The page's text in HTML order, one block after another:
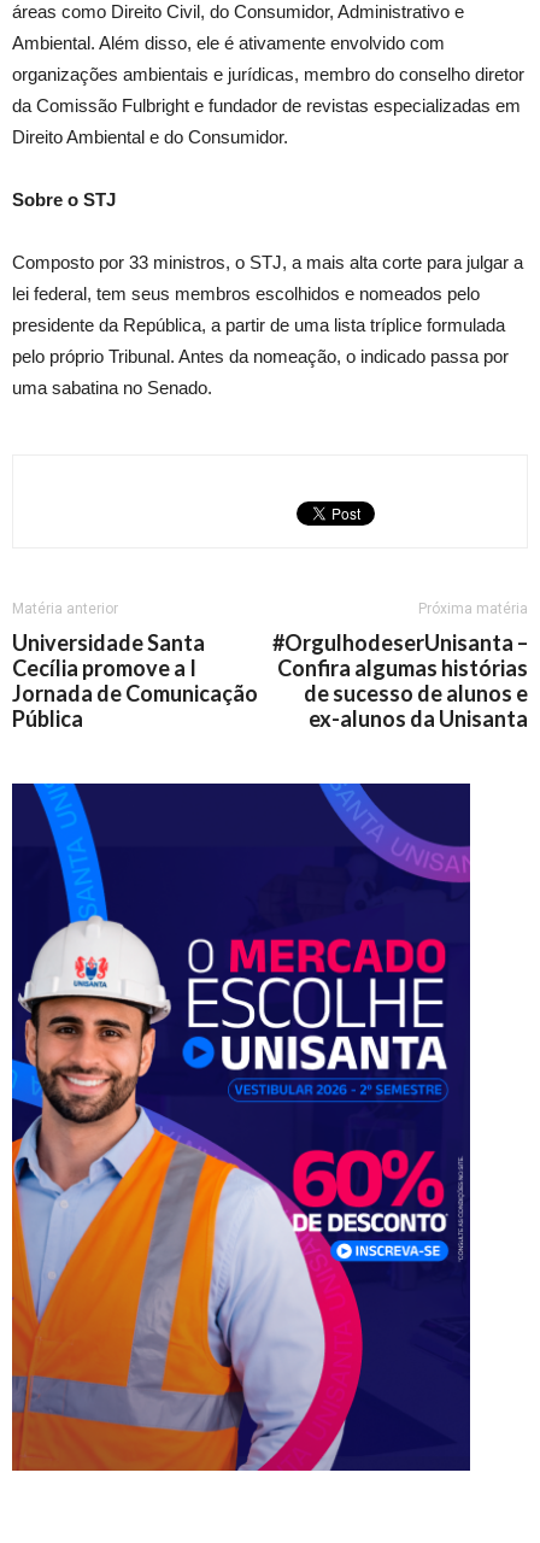
áreas como Direito Civil, do Consumidor, Administrativo e
Ambiental. Além disso, ele é ativamente envolvido com
organizações ambientais e jurídicas, membro do conselho diretor
da Comissão Fulbright e fundador de revistas especializadas em
Direito Ambiental e do Consumidor.
Sobre o STJ
Composto por 33 ministros, o STJ, a mais alta corte para julgar a
lei federal, tem seus membros escolhidos e nomeados pelo
presidente da República, a partir de uma lista tríplice formulada
pelo próprio Tribunal. Antes da nomeação, o indicado passa por
uma sabatina no Senado.
Matéria anterior
Universidade Santa
Cecília promove a I
Jornada de Comunicação
Pública
Próxima matéria
#OrgulhodeserUnisanta –
Confira algumas histórias
de sucesso de alunos e
ex-alunos da Unisanta